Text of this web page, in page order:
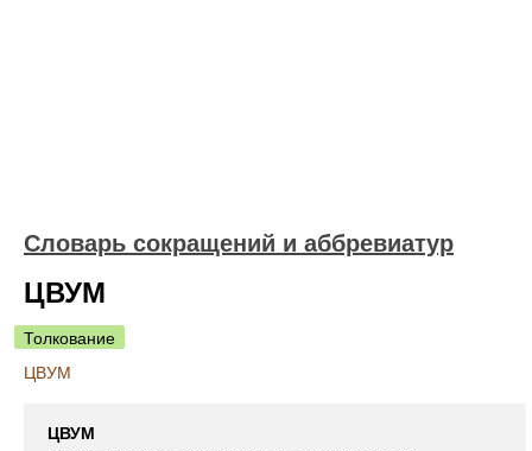
Словарь сокращений и аббревиатур
ЦВУМ
Толкование
ЦВУМ
ЦВУМ